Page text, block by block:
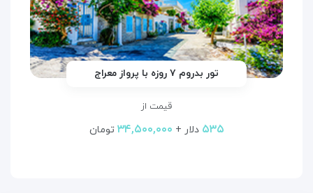
تور بدروم ۷ روزه با پرواز معراج
قیمت از
۵۳۵ دلار + ۳۴,۵۰۰,۰۰۰ تومان